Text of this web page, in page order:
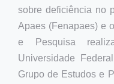
sobre deficiência no
Apaes (Fenapaes) e
e Pesquisa
Universidade
Grupo de Estudos e